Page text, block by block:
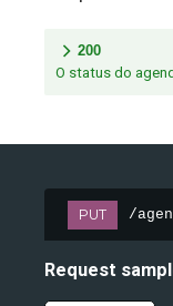
200
O status do
PUT /
Request